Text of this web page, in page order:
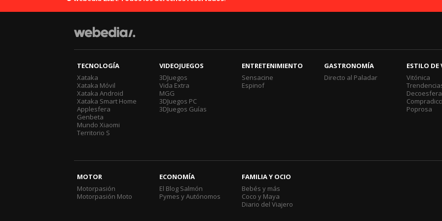
TECNOLOGÍA
Xataka
Xataka Móvil
Xataka Android
Xataka Smart Home
Applesfera
Genbeta
Mundo Xiaomi
Territorio S
VIDEOJUEGOS
3DJuegos
Vida Extra
MGG
3DJuegos PC
3DJuegos Guías
ENTRETENIMIENTO
Sensacine
Espinof
GASTRONOMÍA
Directo al Paladar
ESTILO DE
Vitónica
Decoesfera
Poprosa
MOTOR
Motorpasión
Motorpasión Moto
ECONOMÍA
El Blog Salmón
Pymes y Autónomos
FAMILIA Y OCIO
Bebés y más
Coco y Maya
Diario del Viajero